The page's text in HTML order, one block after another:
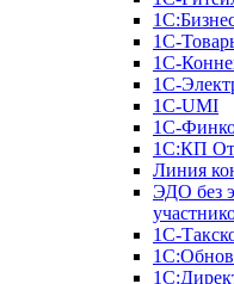
1С-
1С-
1С-
1C-UMI
1С-
1С:КП
Линия
ЭДО без
1С-